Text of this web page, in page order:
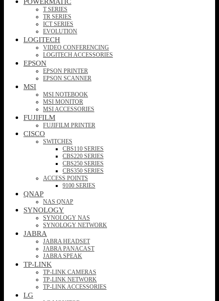
T SERIES
TR SERIES
ICT SERIES
EVOLUTION
LOGITECH
VIDEO CONFERENCING
LOGITECH ACCESSORIES
EPSON
EPSON PRINTER
EPSON SCANNER
MSI
MSI NOTEBOOK
MSI MONITOR
MSI ACCESSORIES
FUJIFILM
FUJIFILM PRINTER
CISCO
SWITCHES
CBS110 SERIES
CBS220 SERIES
CBS250 SERIES
CBS350 SERIES
ACCESS POINTS
9100 SERIES
QNAP
NAS QNAP
SYNOLOGY
SYNOLOGY NAS
SYNOLOGY NETWORK
JABRA
JABRA HEADSET
JABRA PANACAST
JABRA SPEAK
TP-LINK
TP-LINK CAMERAS
TP-LINK NETWORK
TP-LINK ACCESSORIES
LG